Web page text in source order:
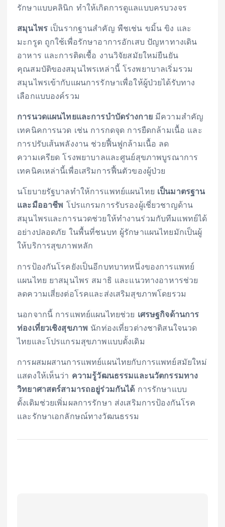
รักษาแบบคลินิก ทำให้เกิดการดูแลแบบครบวงจร
สมุนไพรเป็นรากฐานสำคัญ พืชเช่น ขมิ้น ขิง และ
มะกรูด ถูกใช้เพื่อรักษาอาการอักเสบ ปัญหาทางเดิน
อาหาร และการติดเชื้อ งานวิจัยสมัยใหม่ยืนยัน
คุณสมบัติของสมุนไพรเหล่านี้ โรงพยาบาลเริ่มรวม
สมุนไพรเข้ากับแผนการรักษาเพื่อให้ผู้ป่วยได้รับทาง
เลือกแบบองค์รวม
การนวดแผนไทยและการบำบัดร่างกายมีความสำคัญ
เทคนิคการนวด เช่น การกดจุด การยืดกล้ามเนื้อ และ
การปรับเส้นพลังงาน ช่วยฟื้นฟูกล้ามเนื้อ ลด
ความเครียด โรงพยาบาลและศูนย์สุขภาพบูรณาการ
เทคนิคเหล่านี้เพื่อเสริมการฟื้นตัวของผู้ป่วย
นโยบายรัฐบาลทำให้การแพทย์แผนไทย เป็นมาตรฐาน
และมืออาชีพ โปรแกรมการรับรองผู้เชี่ยวชาญด้าน
สมุนไพรและการนวดช่วยให้ทำงานร่วมกับทีมแพทย์ได้
อย่างปลอดภัย ในพื้นที่ชนบท ผู้รักษาแผนไทยมักเป็นผู้
ให้บริการสุขภาพหลัก
การป้องกันโรคยังเป็นอีกบทบาทหนึ่งของการแพทย์
แผนไทย ยาสมุนไพร สมาธิ และแนวทางอาหารช่วย
ลดความเสี่ยงต่อโรคและส่งเสริมสุขภาพโดยรวม
นอกจากนี้ การแพทย์แผนไทยช่วย เศรษฐกิจด้านการ
ท่องเที่ยวเชิงสุขภาพ นักท่องเที่ยวต่างชาติสนใจนวด
ไทยและโปรแกรมสุขภาพแบบดั้งเดิม
การผสมผสานการแพทย์แผนไทยกับการแพทย์สมัยใหม่
แสดงให้เห็นว่า ความรู้วัฒนธรรมและนวัตกรรมทาง
วิทยาศาสตร์สามารถอยู่ร่วมกันได้ การรักษาแบบ
ดั้งเดิมช่วยเพิ่มผลการรักษา ส่งเสริมการป้องกันโรค
และรักษาเอกลักษณ์ทางวัฒนธรรม